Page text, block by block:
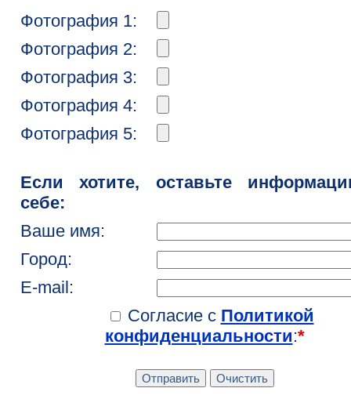
Фотография 1:
Фотография 2:
Фотография 3:
Фотография 4:
Фотография 5:
Если хотите, оставьте
себе:
Ваше имя:
Город:
E-mail:
Согласие с Политикой
конфиденциальности:*